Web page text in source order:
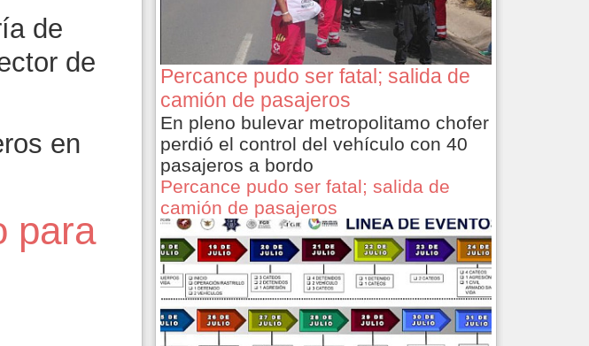
de
de
en
para
Percance pudo ser fatal; salida de
camión de pasajeros
En pleno bulevar metropolitamo chofer
perdió el control del vehículo con 40
pasajeros a bordo
Percance pudo ser fatal; salida de
camión de pasajeros